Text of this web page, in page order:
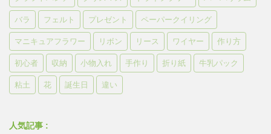
バラ フェルト プレゼント ペーパークイリング
マニキュアフラワー リボン リース ワイヤー 作り方
初心者 収納 小物入れ 手作り 折り紙 牛乳パック
粘土 花 誕生日 違い
人気記事 :